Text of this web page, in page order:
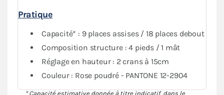
Pratique
Capacité* : 9 places assises / 18 places debout
Composition structure : 4 pieds / 1 mât
Réglage en hauteur : 2 crans à 15cm
Couleur : Rose poudré - PANTONE 12-2904
* Capacité estimative donnée à titre indicatif, dans le